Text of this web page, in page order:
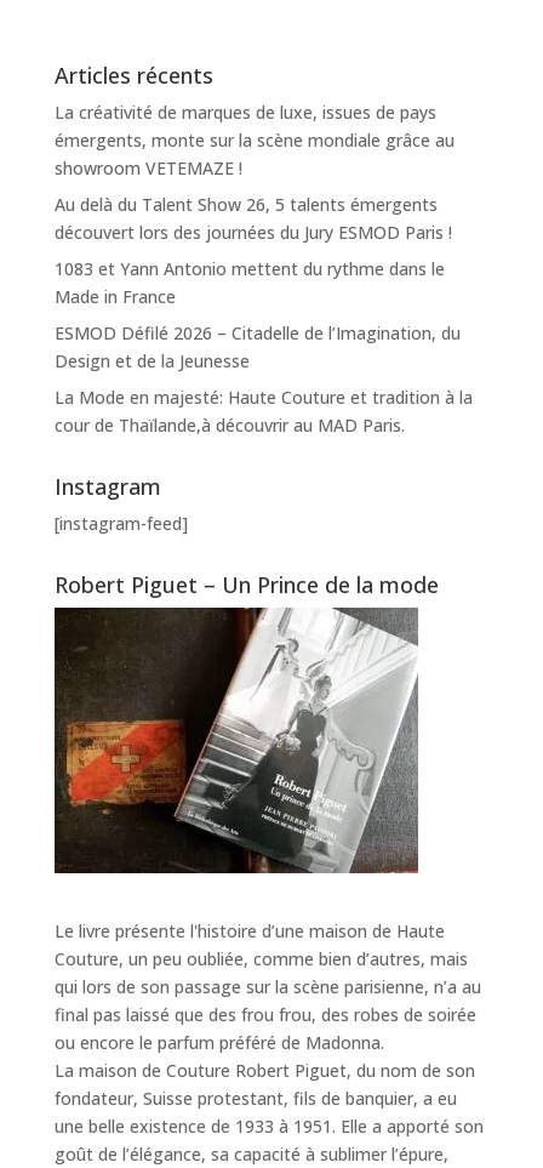
Articles récents
La créativité de marques de luxe, issues de pays
émergents, monte sur la scène mondiale grâce au
showroom VETEMAZE !
Au delà du Talent Show 26, 5 talents émergents
découvert lors des journées du Jury ESMOD Paris !
1083 et Yann Antonio mettent du rythme dans le
Made in France
ESMOD Défilé 2026 – Citadelle de l’Imagination, du
Design et de la Jeunesse
La Mode en majesté: Haute Couture et tradition à la
cour de Thaïlande,à découvrir au MAD Paris.
Instagram
[instagram-feed]
Robert Piguet – Un Prince de la mode
Le livre présente l'histoire d’une maison de Haute
Couture, un peu oubliée, comme bien d’autres, mais
qui lors de son passage sur la scène parisienne, n’a au
final pas laissé que des frou frou, des robes de soirée
ou encore le parfum préféré de Madonna.
La maison de Couture Robert Piguet, du nom de son
fondateur, Suisse protestant, fils de banquier, a eu
une belle existence de 1933 à 1951. Elle a apporté son
goût de l’élégance, sa capacité à sublimer l’épure,